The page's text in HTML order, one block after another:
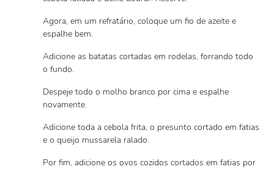
Agora, em um refratário, coloque um fio de azeite e
espalhe bem.
Adicione as batatas cortadas em rodelas, forrando todo
o fundo.
Despeje todo o molho branco por cima e espalhe
novamente.
Adicione toda a cebola frita, o presunto cortado em fatias
e o queijo mussarela ralado.
Por fim, adicione os ovos cozidos cortados em fatias por